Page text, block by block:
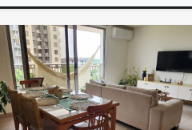
US$330,000